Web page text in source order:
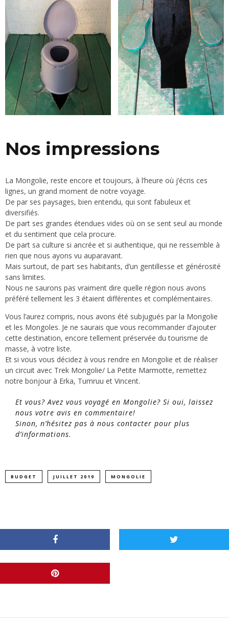
Nos impressions
La Mongolie, reste encore et toujours, à l’heure où j’écris ces
lignes, un grand moment de notre voyage.
De par ses paysages, bien entendu, qui sont fabuleux et
diversifiés.
De part ses grandes étendues vides où on se sent seul au monde
et du sentiment que cela procure.
De part sa culture si ancrée et si authentique, qui ne ressemble à
rien que nous ayons vu auparavant.
Mais surtout, de part ses habitants, d’un gentillesse et générosité
sans limites.
Nous ne saurons pas vraiment dire quelle région nous avons
préféré tellement les 3 étaient différentes et complémentaires.
Vous l’aurez compris, nous avons été subjugués par la Mongolie
et les Mongoles. Je ne saurais que vous recommander d’ajouter
cette destination, encore tellement préservée du tourisme de
masse, à votre liste.
Et si vous vous décidez à vous rendre en Mongolie et de réaliser
un circuit avec Trek Mongolie/ La Petite Marmotte, remettez
notre bonjour à Erka, Tumruu et Vincent.
Et vous? Avez vous voyagé en Mongolie? Si oui, laissez
nous votre avis en commentaire!
Sinon, n’hésitez pas à nous contacter pour plus
d’informations.
BUDGET JUILLET 2019 MONGOLIE